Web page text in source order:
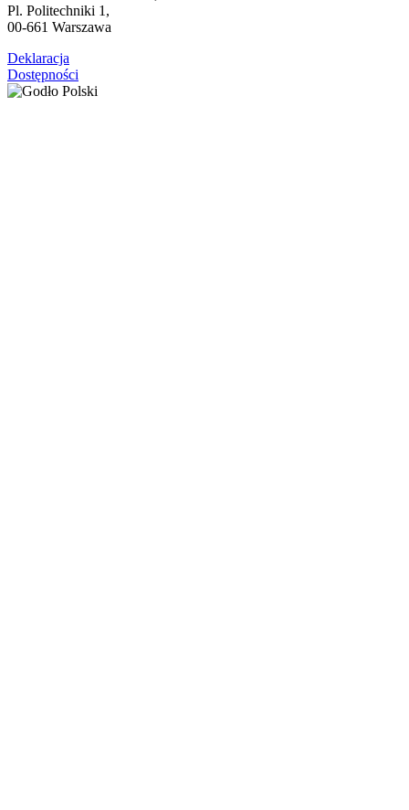
Pl. Politechniki 1,
00-661 Warszawa
Deklaracja
Dostępności